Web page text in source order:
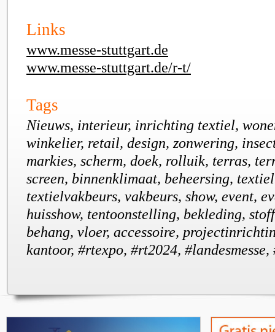
Links
www.messe-stuttgart.de
www.messe-stuttgart.de/r-t/
Tags
Nieuws, interieur, inrichting textiel,
winkelier, retail, design, zonwering,
markies, scherm, doek, rolluik, terras,
screen, binnenklimaat, beheersing,
textielvakbeurs, vakbeurs, show, event,
huisshow, tentoonstelling, bekleding,
behang, vloer, accessoire,
kantoor, #rtexpo, #rt2024,